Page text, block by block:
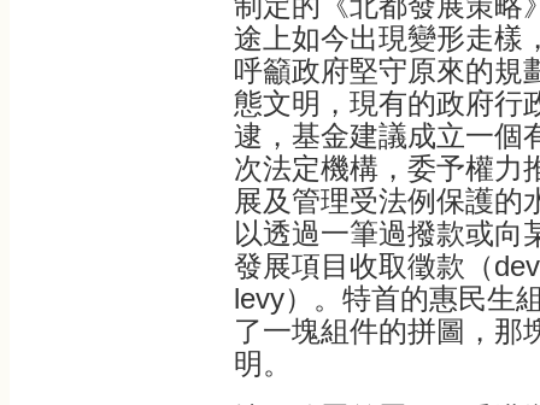
途上如今出現變形走樣
呼籲政府堅守原來的規
態文明，現有的政府行
逮，基金建議成立一個
次法定機構，委予權力
展及管理受法例保護的
以透過一筆過撥款或向
發展項目收取徵款（
levy）。特首的惠民生
了一塊組件的拼圖，那
明。